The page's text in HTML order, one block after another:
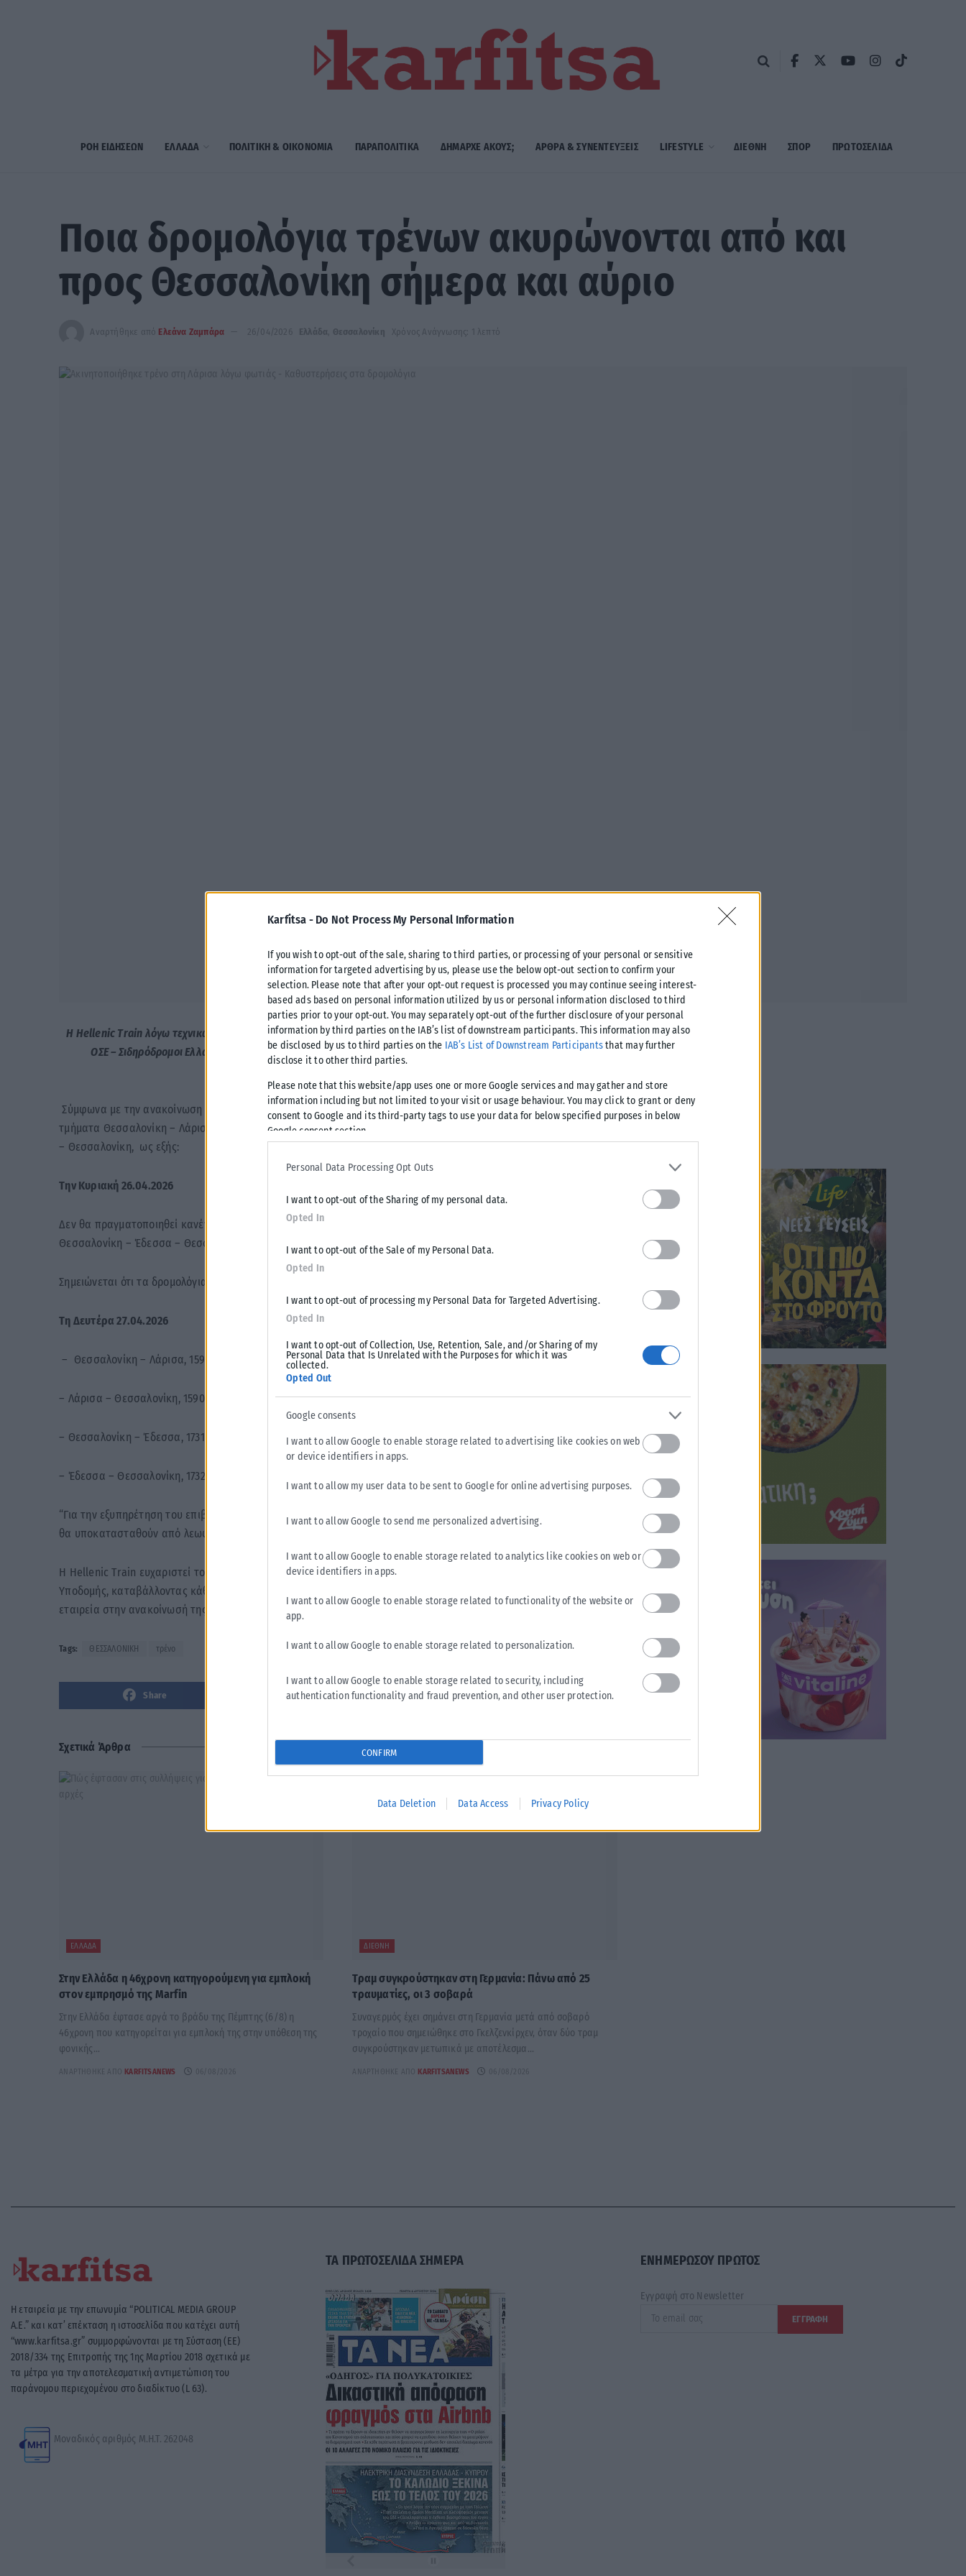
Karfitsa - Do Not Process My Personal Information
If you wish to opt-out of the sale, sharing to third parties, or processing of your personal or sensitive
information for targeted advertising by us, please use the below opt-out section to confirm your
selection. Please note that after your opt-out request is processed you may continue seeing interest-
based ads based on personal information utilized by us or personal information disclosed to third
parties prior to your opt-out. You may separately opt-out of the further disclosure of your personal
information by third parties on the IAB’s list of downstream participants. This information may also
be disclosed by us to third parties on the IAB’s List of Downstream Participantsthat may further
disclose it to other third parties.
Please note that this website/app uses one or more Google services and may gather and store
information including but not limited to your visit or usage behaviour. You may click to grant or deny
consent to Google and its third-party tags to use your data for below specified purposes in below
Google consent section.
Personal Data Processing Opt Outs
I want to opt-out of the Sharing of my personal data.
Opted In
I want to opt-out of the Sale of my Personal Data.
Opted In
I want to opt-out of processing my Personal Data for Targeted Advertising.
Opted In
I want to opt-out of Collection, Use, Retention, Sale, and/or Sharing of my
Personal Data that Is Unrelated with the Purposes for which it was
collected.
Opted Out
Google consents
I want to allow Google to enable storage related to advertising like cookies on web
or device identifiers in apps.
I want to allow my user data to be sent to Google for online advertising purposes.
I want to allow Google to send me personalized advertising.
I want to allow Google to enable storage related to analytics like cookies on web or
device identifiers in apps.
I want to allow Google to enable storage related to functionality of the website or
app.
I want to allow Google to enable storage related to personalization.
I want to allow Google to enable storage related to security, including
authentication functionality and fraud prevention, and other user protection.
CONFIRM
Data Deletion Data Access Privacy Policy
ΡΟΗ ΕΙΔΗΣΕΩΝ ΕΛΛΑΔΑ ΠΟΛΙΤΙΚΗ & ΟΙΚΟΝΟΜΙΑ ΠΑΡΑΠΟΛΙΤΙΚΑ ΔΗΜΑΡΧE ΑΚΟΥΣ; ΑΡΘΡΑ & ΣΥΝΕΝΤΕΥΞΕΙΣ LIFESTYLE ΔΙΕΘΝΗ ΣΠΟΡ ΠΡΩΤΟΣΈΛΙΔΑ
Ποια δρομολόγια τρένων ακυρώνονται από και
προς Θεσσαλονίκη σήμερα και αύριο
Αναρτήθηκε από Ελεάνα Ζαμπάρα 26/04/2026 Ελλάδα Θεσσαλονίκη Χρόνος Ανάγνωσης: 1 λεπτό
Η Hellenic Train λόγω τεχνικών εργασιών στη σιδηροδρομική υποδομή που πραγματοποιεί ο Διαχειριστής Υποδομής
ΟΣΕ – Σιδηρόδρομοι Ελλάδος, προχωράει σε τροποποιήσεις και αναστολές δρομολογίων τρένων καθώς και των
περιορισμών στην κυκλοφορία ως αποτέλεσμα των παραπάνω έργων.
Σύμφωνα με την ανακοίνωση της εταιρείας, αναστέλλονται τα παρακάτω δρομολόγια των αμαξοστοιχιών στα
τμήματα Θεσσαλονίκη – Λάρισα – Θεσσαλονίκη, Θεσσαλονίκη – Έδεσσα – Θεσσαλονίκη και Θεσσαλονίκη – Σέρρες
– Θεσσαλονίκη, ως εξής:
Την Κυριακή 26.04.2026
Δεν θα πραγματοποιηθεί κανένα δρομολόγιο στα τμήματα Θεσσαλονίκη – Λάρισα – Θεσσαλονίκη (Προαστιακός),
Θεσσαλονίκη – Έδεσσα – Θεσσαλονίκη και Θεσσαλονίκη – Σέρρες – Θεσσαλονίκη.
Σημειώνεται ότι τα δρομολόγια των αμαξοστοιχιών Intercity 50, 51, 56 και 57 θα κυκλοφορήσουν κανονικά.
Τη Δευτέρα 27.04.2026
– Θεσσαλονίκη – Λάρισα, 1591 (05:00)
– Λάρισα – Θεσσαλονίκη, 1590 (05:15 )
– Θεσσαλονίκη – Έδεσσα, 1731 (05:10)
– Έδεσσα – Θεσσαλονίκη, 1732 (07:25)
“Για την εξυπηρέτηση του επιβατικού κοινού, τα ανωτέρω σιδηροδρομικά δρομολόγια στα συγκεκριμένα τμήματα
θα υποκατασταθούν από λεωφορεία της Hellenic Train.
Η Hellenic Train ευχαριστεί το επιβατικό κοινό για την κατανόηση και συνεργάζεται στενά με τον Διαχειριστή
Υποδομής, καταβάλλοντας κάθε δυνατή προσπάθεια για την καλύτερη εξυπηρέτηση των επιβατών”, αναφέρει η
εταιρεία στην ανακοίνωσή της.
Tags: ΘΕΣΣΑΛΟΝΙΚΗ τρένο
Share Tweet Send
Σχετικά Άρθρα
ΕΛΛΆΔΑ
Στην Ελλάδα η 46χρονη κατηγορούμενη για εμπλοκή
στον εμπρησμό της Marfin
Στην Ελλάδα έφτασε αργά το βράδυ της Πέμπτης (6/8) η
46χρονη που κατηγορείται για εμπλοκή της στην υπόθεση της
φονικής...
KARFITSANEWS 06/08/2026
ΔΙΕΘΝΉ
Τραμ συγκρούστηκαν στη Γερμανία: Πάνω από 25
τραυματίες, οι 3 σοβαρά
Συναγερμός έχει σημάνει στη Γερμανία μετά από σοβαρό
τροχαίο που σημειώθηκε στο Γκελζενκίρχεν, όταν δύο τραμ
συγκρούστηκαν μετωπικά με αποτέλεσμα...
KARFITSANEWS 06/08/2026
Η εταιρεία με την επωνυμία “POLITICAL MEDIA GROUP
A.E.” και κατ’ επέκταση η ιστοσελίδα που κατέχει αυτή
“www.karfitsa.gr” συμμορφώνονται με τη Σύσταση (ΕΕ)
2018/334 της Επιτροπής της 1ης Μαρτίου 2018 σχετικά με
τα μέτρα για την αποτελεσματική αντιμετώπιση του
παράνομου περιεχομένου στο διαδίκτυο (L 63).
Μοναδικός αριθμός Μ.Η.Τ. 262048
ΤΑ ΠΡΩΤΟΣΕΛΙΔΑ ΣΗΜΕΡΑ ΕΝΗΜΕΡΩΣΟΥ ΠΡΩΤΟΣ
Εγγραφή στο Newsletter